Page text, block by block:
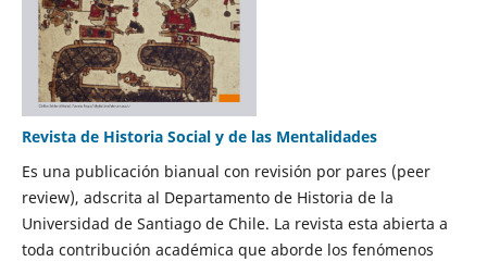
Revista de Historia Social y de las Mentalidades
Es una publicación bianual con revisión por pares (peer
review), adscrita al Departamento de Historia de la
Universidad de Santiago de Chile. La revista esta abierta a
toda contribución académica que aborde los fenómenos